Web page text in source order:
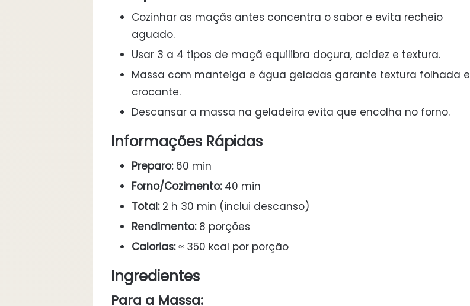
Cozinhar as maçãs antes concentra o sabor e evita recheio
aguado.
Usar 3 a 4 tipos de maçã equilibra doçura, acidez e textura.
Massa com manteiga e água geladas garante textura folhada e
crocante.
Descansar a massa na geladeira evita que encolha no forno.
Informações Rápidas
Preparo:60 min
Forno/Cozimento:40 min
Total:2 h 30 min (inclui descanso)
Rendimento:8 porções
Calorias:≈ 350 kcal por porção
Ingredientes
Para a Massa: